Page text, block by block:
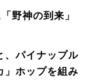
野神の到来」
、パイナップル
」ホップを組み